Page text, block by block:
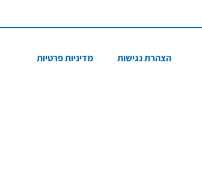
הצהרת נגישות מדיניות פרטיות